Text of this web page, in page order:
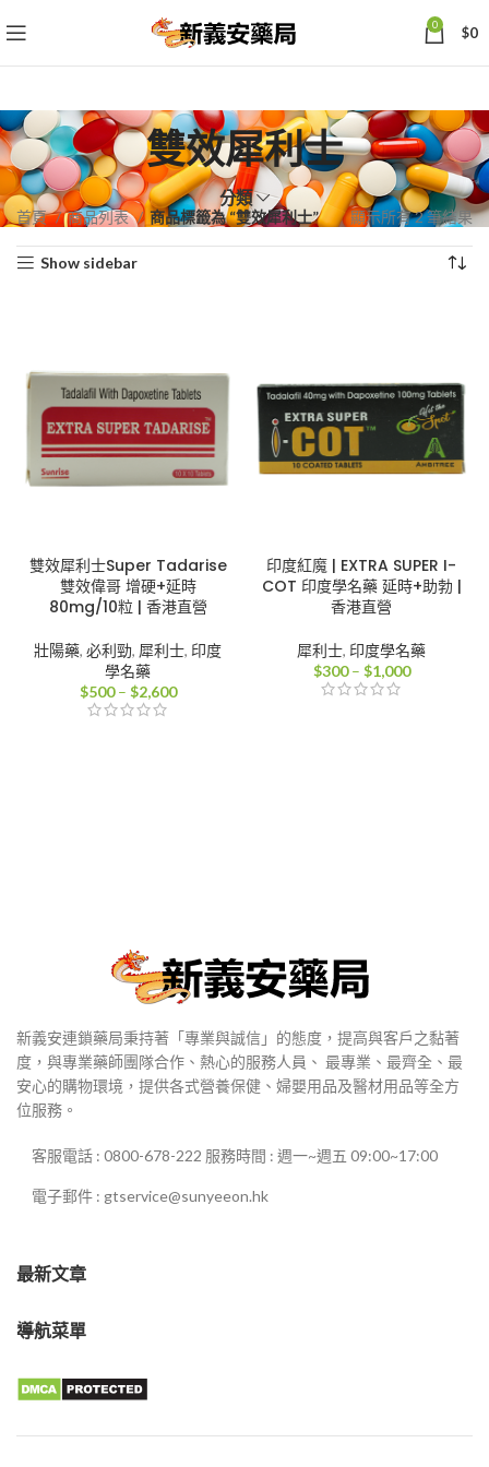
0 $0
雙效犀利士
分類
首頁 商品列表 商品標籤為 “雙效犀利士” 顯示所有 2 筆結果依
Show sidebar
雙效犀利士Super Tadarise
雙效偉哥 增硬+延時
80mg/10粒 | 香港直營
壯陽藥, 必利勁, 犀利士, 印度
學名藥
$500 – $2,600價
印度紅魔 | EXTRA SUPER I-
COT 印度學名藥 延時+助勃 |
香港直營
犀利士, 印度學名藥
$300 – $1,000價
新義安連鎖藥局秉持著「專業與誠信」的態度，提高與客戶之黏著
度，與專業藥師團隊合作、熱心的服務人員、 最專業、最齊全、最
安心的購物環境，提供各式營養保健、婦嬰用品及醫材用品等全方
位服務。
客服電話 : 0800-678-222 服務時間 : 週一~週五 09:00~17:00
電子郵件 : gtservice@sunyeeon.hk
最新文章
導航菜單